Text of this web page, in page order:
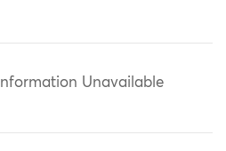
Information Unavailable